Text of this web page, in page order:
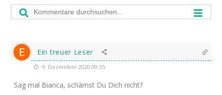
Ein treuer Leser
9. Dezember 2020 00:35
Sag mal Bian­ca, schämst Du Dich nicht?